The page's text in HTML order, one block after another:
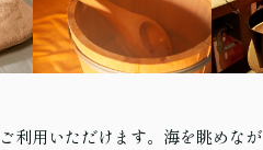
利用いただけます。海を眺めなが